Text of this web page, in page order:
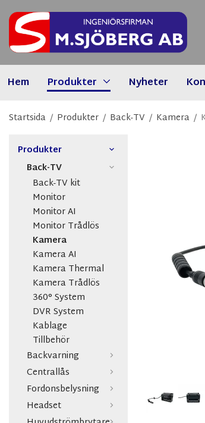
Hem Produkter Nyheter
Startsida / Produkter / Back-TV / Kamera /
Produkter
Back-TV
Back-TV kit
Monitor
Monitor AI
Monitor Trådlös
Kamera
Kamera AI
Kamera Thermal
Kamera Trådlös
360° System
DVR System
Kablage
Tillbehör
Backvarning
Centrallås
Fordonsbelysning
Headset